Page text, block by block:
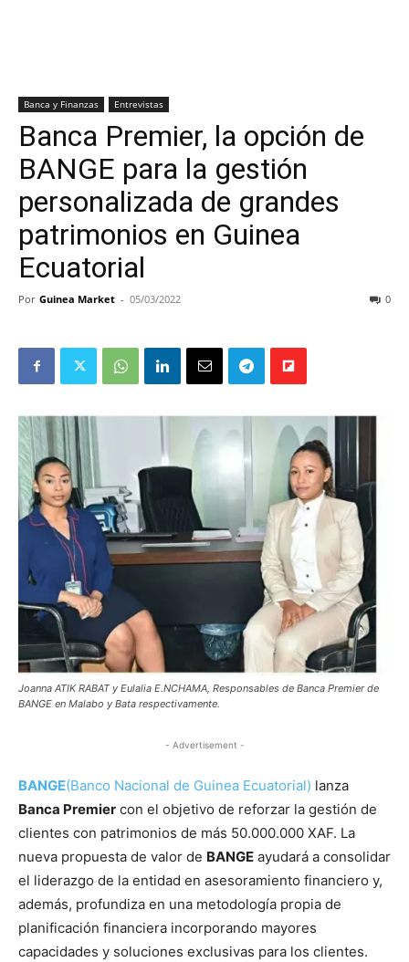
Banca y Finanzas Entrevistas
Banca Premier, la opción de
BANGE para la gestión
personalizada de grandes
patrimonios en Guinea
Ecuatorial
Por Guinea Market - 05/03/2022 0
Joanna ATIK RABAT y Eulalia E.NCHAMA, Responsables de Banca Premier de
BANGE en Malabo y Bata respectivamente.
- Advertisement -
BANGE(Banco Nacional de Guinea Ecuatorial) lanza
Banca Premier con el objetivo de reforzar la gestión de
clientes con patrimonios de más 50.000.000 XAF. La
nueva propuesta de valor de BANGE ayudará a consolidar
el liderazgo de la entidad en asesoramiento financiero y,
además, profundiza en una metodología propia de
planificación financiera incorporando mayores
capacidades y soluciones exclusivas para los clientes.